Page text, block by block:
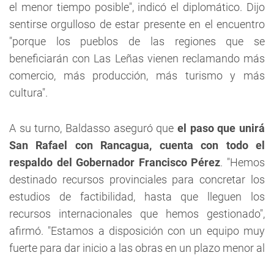
el menor tiempo posible", indicó el diplomático. Dijo
sentirse orgulloso de estar presente en el encuentro
"porque los pueblos de las regiones que se
beneficiarán con Las Leñas vienen reclamando más
comercio, más producción, más turismo y más
cultura".
A su turno, Baldasso aseguró que el paso que unirá
San Rafael con Rancagua, cuenta con todo el
respaldo del Gobernador Francisco Pérez. "Hemos
destinado recursos provinciales para concretar los
estudios de factibilidad, hasta que lleguen los
recursos internacionales que hemos gestionado",
afirmó. "Estamos a disposición con un equipo muy
fuerte para dar inicio a las obras en un plazo menor al